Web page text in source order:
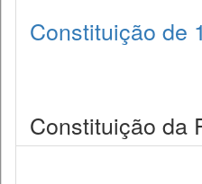
Constituição de
Constituição da